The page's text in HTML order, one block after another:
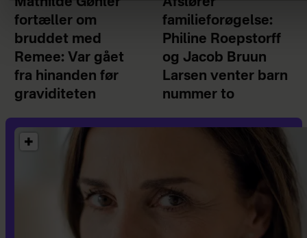
fortæller om
bruddet med
Remee: Var gået
fra hinanden før
graviditeten
familieforøgelse:
Philine Roepstorff
og Jacob Bruun
Larsen venter barn
nummer to